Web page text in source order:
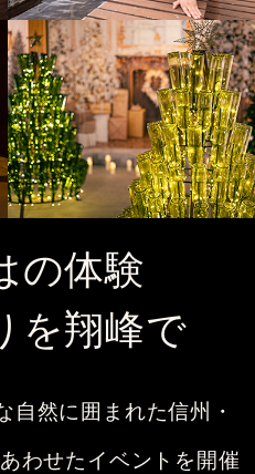
の体験
を翔峰で
自然に囲まれた信州・
わせたイベントを開催